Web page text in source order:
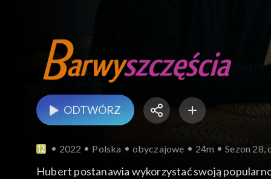
ODTWÓRZ
2022 Polska obyczajowe 24m Sezon 28,
Hubert postanawia wykorzystać swoją